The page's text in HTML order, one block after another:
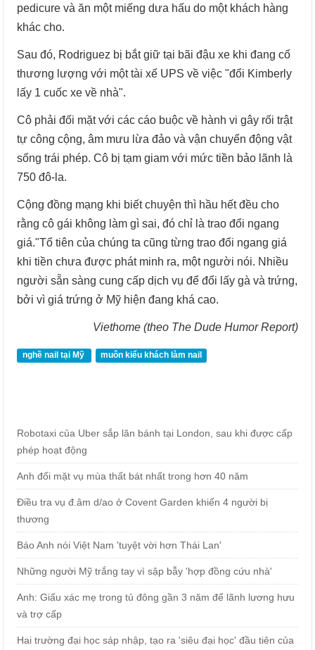
pedicure và ăn một miếng dưa hấu do một khách hàng
khác cho.
Sau đó, Rodriguez bị bắt giữ tại bãi đậu xe khi đang cố
thương lượng với một tài xế UPS về việc "đổi Kimberly
lấy 1 cuốc xe về nhà".
Cô phải đối mặt với các cáo buộc về hành vi gây rối trật
tự công cộng, âm mưu lừa đảo và vận chuyển động vật
sống trái phép. Cô bị tạm giam với mức tiền bảo lãnh là
750 đô-la.
Cộng đồng mạng khi biết chuyện thì hầu hết đều cho
rằng cô gái không làm gì sai, đó chỉ là trao đổi ngang
giá."Tổ tiên của chúng ta cũng từng trao đổi ngang giá
khi tiền chưa được phát minh ra, một người nói. Nhiều
người sẵn sàng cung cấp dịch vụ để đổi lấy gà và trứng,
bởi vì giá trứng ở Mỹ hiện đang khá cao.
Viethome (theo The Dude Humor Report)
nghề nail tại Mỹ muôn kiểu khách làm nail
Robotaxi của Uber sắp lăn bánh tại London, sau khi được cấp
phép hoạt động
Anh đối mặt vụ mùa thất bát nhất trong hơn 40 năm
Điều tra vụ đ.âm d/ao ở Covent Garden khiến 4 người bị
thương
Báo Anh nói Việt Nam 'tuyệt vời hơn Thái Lan'
Những người Mỹ trắng tay vì sập bẫy 'hợp đồng cứu nhà'
Anh: Giấu xác mẹ trong tủ đông gần 3 năm để lãnh lương hưu
và trợ cấp
Hai trường đại học sáp nhập, tạo ra 'siêu đại học' đầu tiên của